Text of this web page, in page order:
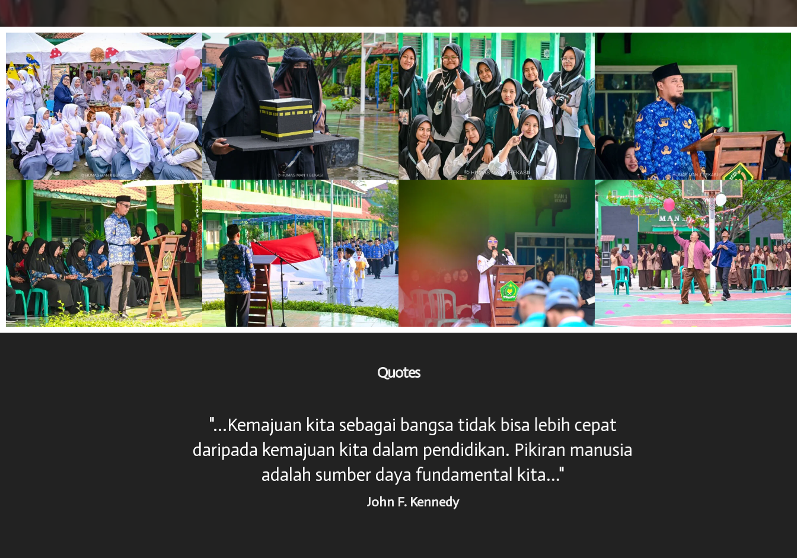
Quotes
"...Kemajuan kita sebagai bangsa tidak bisa lebih cepat
daripada kemajuan kita dalam pendidikan. Pikiran manusia
adalah sumber daya fundamental kita..."
John F. Kennedy